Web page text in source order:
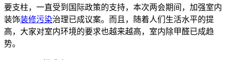
要支柱，一直受到国际政策的支持，本次两会期间，加强室内
装饰装修污染治理已成议案。而且，随着人们生活水平的提
高，大家对室内环境的要求也越来越高，室内除甲醛已成趋
势。